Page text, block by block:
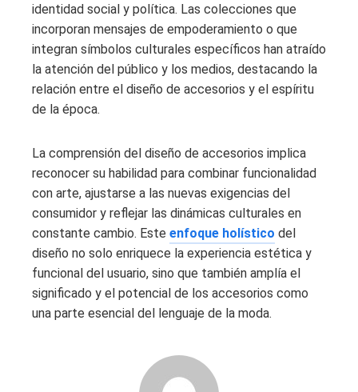
identidad social y política. Las colecciones que
incorporan mensajes de empoderamiento o que
integran símbolos culturales específicos han atraído
la atención del público y los medios, destacando la
relación entre el diseño de accesorios y el espíritu
de la época.
La comprensión del diseño de accesorios implica
reconocer su habilidad para combinar funcionalidad
con arte, ajustarse a las nuevas exigencias del
consumidor y reflejar las dinámicas culturales en
constante cambio. Este enfoque holístico del
diseño no solo enriquece la experiencia estética y
funcional del usuario, sino que también amplía el
significado y el potencial de los accesorios como
una parte esencial del lenguaje de la moda.